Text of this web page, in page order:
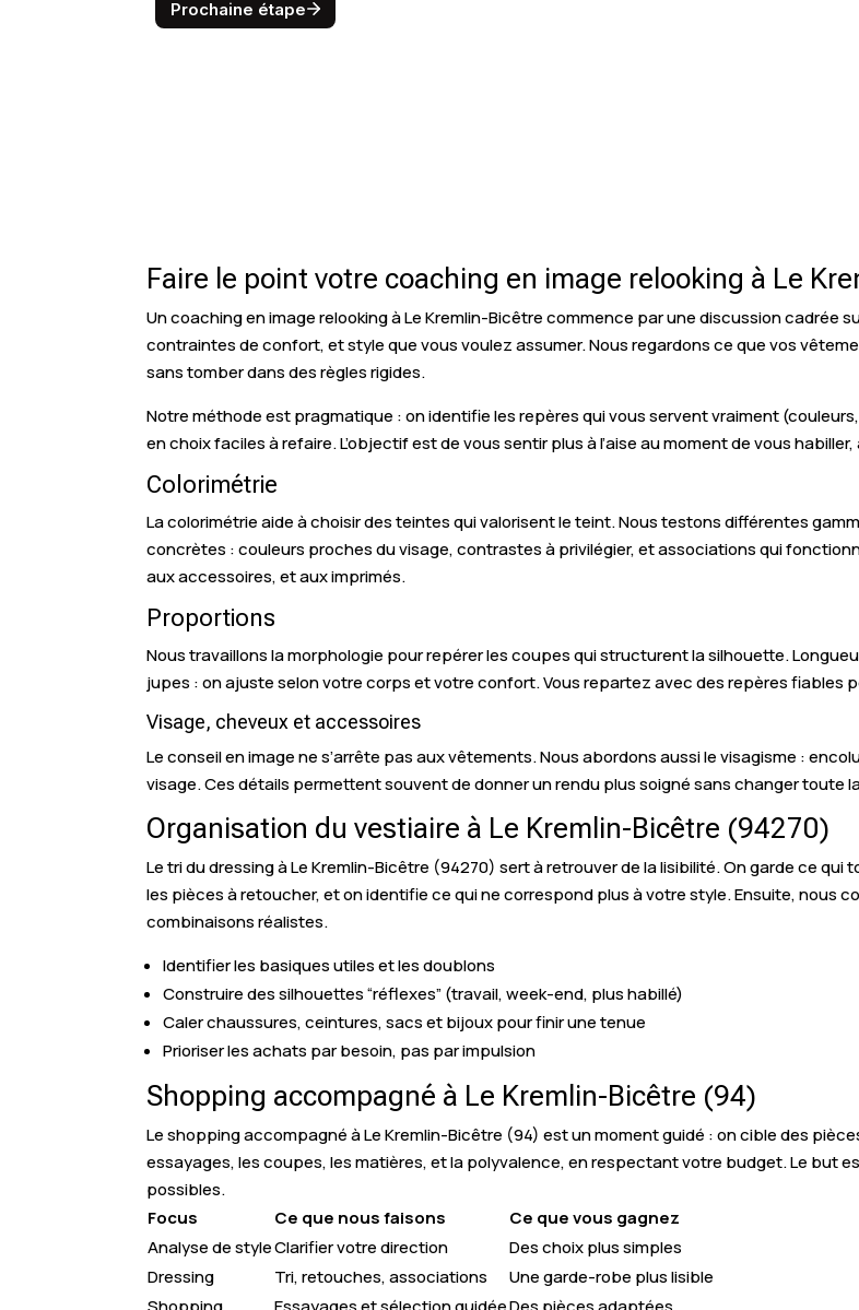
Faire le point votre coaching en image relooking à Le
Un coaching en image relooking à Le Kremlin-Bicêtre commence par une discussion cadrée
contraintes de confort, et style que vous voulez assumer. Nous regardons ce que vos
sans tomber dans des règles rigides.
Notre méthode est pragmatique : on identifie les repères qui vous servent vraiment
en choix faciles à refaire. L’objectif est de vous sentir plus à l’aise au moment de vous
Colorimétrie
La colorimétrie aide à choisir des teintes qui valorisent le teint. Nous testons différentes
concrètes : couleurs proches du visage, contrastes à privilégier, et associations qui
aux accessoires, et aux imprimés.
Proportions
Nous travaillons la morphologie pour repérer les coupes qui structurent la silhouette.
jupes : on ajuste selon votre corps et votre confort. Vous repartez avec des repères fiables
Visage, cheveux et accessoires
Le conseil en image ne s’arrête pas aux vêtements. Nous abordons aussi le visagisme :
visage. Ces détails permettent souvent de donner un rendu plus soigné sans changer toute
Organisation du vestiaire à Le Kremlin-Bicêtre (94270)
Le tri du dressing à Le Kremlin-Bicêtre (94270) sert à retrouver de la lisibilité. On garde ce
les pièces à retoucher, et on identifie ce qui ne correspond plus à votre style. Ensuite, nous
combinaisons réalistes.
Identifier les basiques utiles et les doublons
Construire des silhouettes “réflexes” (travail, week-end, plus habillé)
Caler chaussures, ceintures, sacs et bijoux pour finir une tenue
Prioriser les achats par besoin, pas par impulsion
Shopping accompagné à Le Kremlin-Bicêtre (94)
Le shopping accompagné à Le Kremlin-Bicêtre (94) est un moment guidé : on cible des
essayages, les coupes, les matières, et la polyvalence, en respectant votre budget. Le but
possibles.
Focus
Ce que nous faisons
Ce que vous gagnez
Analyse de styleClarifier votre direction
Des choix plus simples
Dressing
Tri, retouches, associations
Une garde-robe plus lisible